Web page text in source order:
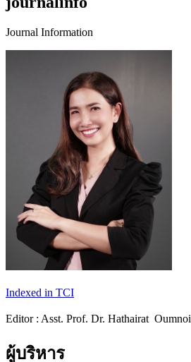
Journal Information
Indexed in TCI
Editor : Asst. Prof. Dr. Hathairat Oumnoi
ผู้บริหาร